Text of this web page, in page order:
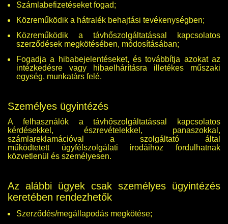
Számlabefizetéseket fogad;
Közreműködik a hátralék behajtási tevékenységben;
Közreműködik a távhőszolgáltatással kapcsolatos
szerződések megkötésében, módosításában;
Fogadja a hibabejelentéseket, és továbbítja azokat az
intézkedésre vagy hibaelhárításra illetékes műszaki
egység, munkatárs felé.
Személyes ügyintézés
A felhasználók a távhőszolgáltatással kapcsolatos
kérdésekkel, észrevételekkel, panaszokkal,
számlareklamációval a szolgáltató által
működtetett ügyfélszolgálati irodáihoz fordulhatnak
közvetlenül és személyesen.
Az alábbi ügyek csak személyes ügyintézés
keretében rendezhetők
Szerződés/megállapodás megkötése;